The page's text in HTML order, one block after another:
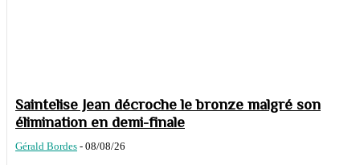
Saintelise Jean décroche le bronze malgré son
élimination en demi-finale
Gérald Bordes - 08/08/26